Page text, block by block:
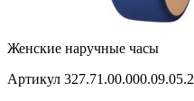
Женские наручные часы
Артикул 327.71.00.000.09.05.2